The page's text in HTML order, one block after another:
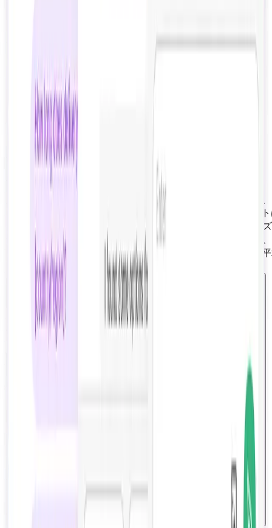
AIチャットボットは自然言語処理と機械学習を使用して
時間365日即座に自動応答を提供します。ライブチャッ
ョッパーを人間のエージェントとつなぎ、パーソナライ
たサービスを提供しますが、営業時間、待ち行列の長さ
ジェントの可用性に制限されます。AIチャットボットの
答時間は0.8秒、ライブチャットの平均は2分40秒です。
顧客はAIチャットボットと人間のエージェントのどちらを好むか？